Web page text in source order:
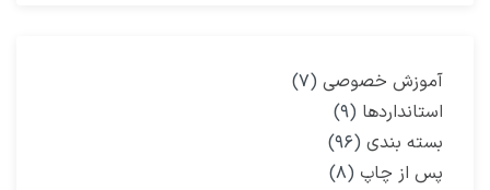
آموزش خصوصی (۷)
استانداردها (۹)
بسته بندی (۹۶)
پس از چاپ (۸)